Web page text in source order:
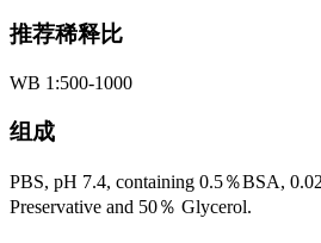
推荐稀释比
WB 1:500-1000
组成
PBS, pH 7.4, containing 0.5％BSA,
Preservative and 50％ Glycerol.